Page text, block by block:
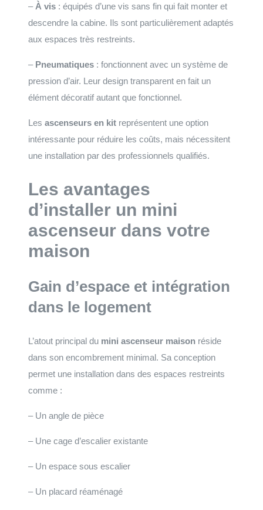
– À vis : équipés d’une vis sans fin qui fait monter et
descendre la cabine. Ils sont particulièrement adaptés
aux espaces très restreints.
– Pneumatiques : fonctionnent avec un système de
pression d’air. Leur design transparent en fait un
élément décoratif autant que fonctionnel.
Les ascenseurs en kit représentent une option
intéressante pour réduire les coûts, mais nécessitent
une installation par des professionnels qualifiés.
Les avantages
d’installer un mini
ascenseur dans votre
maison
Gain d’espace et intégration
dans le logement
L’atout principal du mini ascenseur maison réside
dans son encombrement minimal. Sa conception
permet une installation dans des espaces restreints
comme :
– Un angle de pièce
– Une cage d’escalier existante
– Un espace sous escalier
– Un placard réaménagé